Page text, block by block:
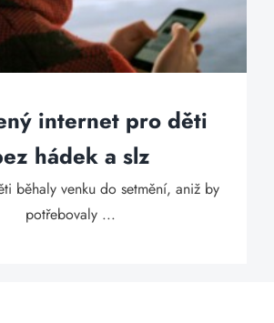
internet pro děti
hádek a slz
běhaly venku do setmění, aniž by
potřebovaly ...